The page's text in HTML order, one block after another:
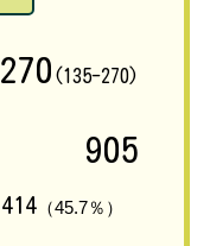
270 (135-270)
905
414（45.7％）